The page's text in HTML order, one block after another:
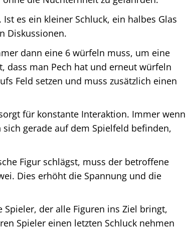
es ein kleiner Schluck, ein halbes Glas
Diskussionen.
dann eine 6 würfeln muss, um eine
dass man Pech hat und erneut würfeln
Feld setzen und muss zusätzlich einen
für konstante Interaktion. Immer wenn
gerade auf dem Spielfeld befinden,
Figur schlägst, muss der betroffene
Dies erhöht die Spannung und die
Spieler, der alle Figuren ins Ziel bringt,
Spieler einen letzten Schluck nehmen